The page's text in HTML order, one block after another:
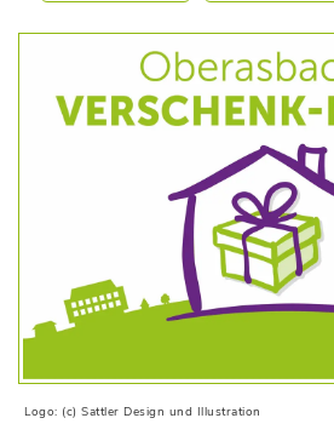
Logo: (c) Sattler Design und Illustration